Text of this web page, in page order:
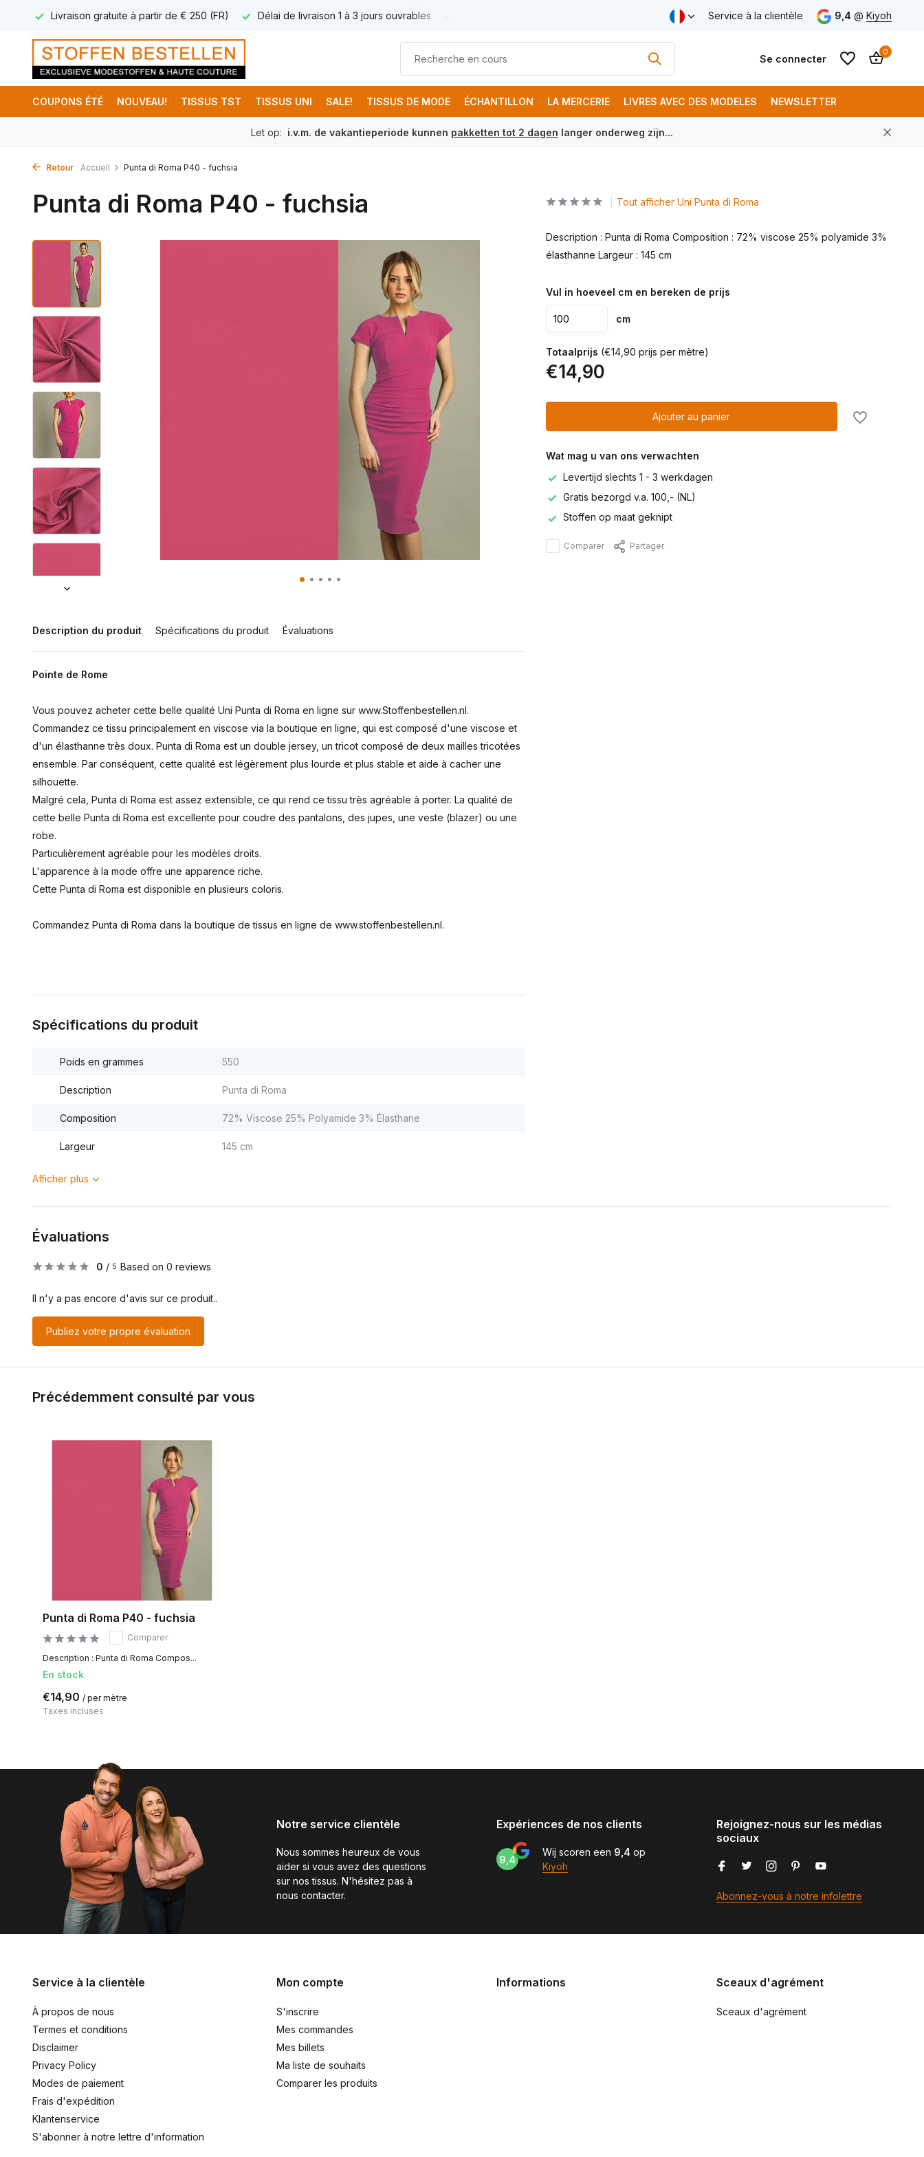
Livraison gratuite à partir de € 250 (FR) Délai de livraison 1 à 3 jours ouvrables Livraison gratuite à partir de € 250 (FR)
Service à la clientèle 9,4 @ Kiyoh
Se connecter
0
COUPONS ÉTÉ NOUVEAU! TISSUS TST TISSUS UNI SALE! TISSUS DE MODE ÉCHANTILLON LA MERCERIE LIVRES AVEC DES MODELES NEWSLETTER
Let op: i.v.m. de vakantieperiode kunnen pakketten tot 2 dagen langer onderweg zijn...
Retour Accueil Punta di Roma P40 - fuchsia
Punta di Roma P40 - fuchsia
Description du produit Spécifications du produit Évaluations
Pointe de Rome
Vous pouvez acheter cette belle qualité Uni Punta di Roma en ligne sur www.Stoffenbestellen.nl.
Commandez ce tissu principalement en viscose via la boutique en ligne, qui est composé d'une viscose et
d'un élasthanne très doux. Punta di Roma est un double jersey, un tricot composé de deux mailles tricotées
ensemble. Par conséquent, cette qualité est légèrement plus lourde et plus stable et aide à cacher une
silhouette.
Malgré cela, Punta di Roma est assez extensible, ce qui rend ce tissu très agréable à porter. La qualité de
cette belle Punta di Roma est excellente pour coudre des pantalons, des jupes, une veste (blazer) ou une
robe.
Particulièrement agréable pour les modèles droits.
L'apparence à la mode offre une apparence riche.
Cette Punta di Roma est disponible en plusieurs coloris.
Commandez Punta di Roma dans la boutique de tissus en ligne de www.stoffenbestellen.nl.
Spécifications du produit
Poids en grammes 550
Description Punta di Roma
Composition 72% Viscose 25% Polyamide 3% Élasthane
Largeur 145 cm
Afficher plus
Tout afficher Uni Punta di Roma
Description : Punta di Roma Composition : 72% viscose 25% polyamide 3%
élasthanne Largeur : 145 cm
Vul in hoeveel cm en bereken de prijs
cm
Totaalprijs (€14,90 prijs per mètre)
€14,90
Ajouter au panier
Wat mag u van ons verwachten
Levertijd slechts 1 - 3 werkdagen
Gratis bezorgd v.a. 100,- (NL)
Stoffen op maat geknipt
Comparer Partager
Évaluations
0 / 5 Based on 0 reviews
Il n'y a pas encore d'avis sur ce produit..
Publiez votre propre évaluation
Précédemment consulté par vous
Punta di Roma P40 - fuchsia
Comparer
Description : Punta di Roma Compos...
En stock
€14,90 / per mètre
Taxes incluses
Notre service clientèle
Nous sommes heureux de vous
aider si vous avez des questions
sur nos tissus. N'hésitez pas à
nous contacter.
Expériences de nos clients
9,4
Wij scoren een 9,4 op
Kiyoh
Rejoignez-nous sur les médias
sociaux
Abonnez-vous à notre infolettre
Service à la clientèle
À propos de nous
Termes et conditions
Disclaimer
Privacy Policy
Modes de paiement
Frais d'expédition
Klantenservice
S'abonner à notre lettre d'information
Mon compte
S'inscrire
Mes commandes
Mes billets
Ma liste de souhaits
Comparer les produits
Informations Sceaux d'agrément
Sceaux d'agrément